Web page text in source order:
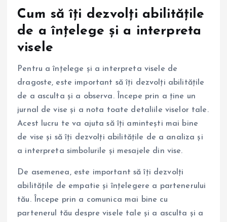
Cum să îți dezvolți abilitățile
de a înțelege și a interpreta
visele
Pentru a înțelege și a interpreta visele de
dragoste, este important să îți dezvolți abilitățile
de a asculta și a observa. Începe prin a ține un
jurnal de vise și a nota toate detaliile viselor tale.
Acest lucru te va ajuta să îți amintești mai bine
de vise și să îți dezvolți abilitățile de a analiza și
a interpreta simbolurile și mesajele din vise.
De asemenea, este important să îți dezvolți
abilitățile de empatie și înțelegere a partenerului
tău. Începe prin a comunica mai bine cu
partenerul tău despre visele tale și a asculta și a